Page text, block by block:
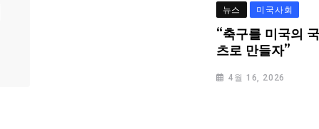
뉴스 미국사회
“축구를 미국의
츠로 만들자”
4월 16, 2026